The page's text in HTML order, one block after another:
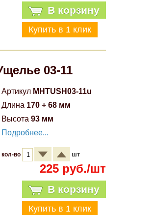
В корзину
03-11
Артикул MHTUSH03-11u
Длина 170 + 68 мм
Высота 93 мм
Подробнее...
кол-во шт
225 руб./шт
В корзину